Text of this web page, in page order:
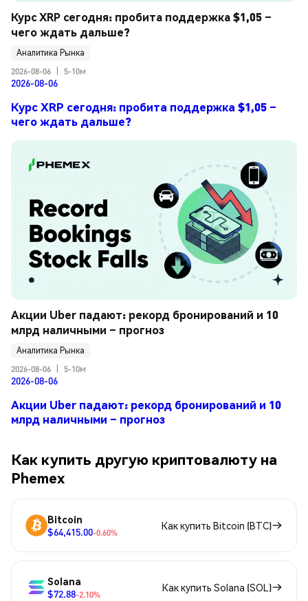
Курс XRP сегодня: пробита поддержка $1,05 –
чего ждать дальше?
Аналитика Рынка
2026-08-06
5-10м
2026-08-06
Курс XRP сегодня: пробита поддержка $1,05 –
чего ждать дальше?
Акции Uber падают: рекорд бронирований и 10
млрд наличными – прогноз
Аналитика Рынка
2026-08-06
5-10м
2026-08-06
Акции Uber падают: рекорд бронирований и 10
млрд наличными – прогноз
Как купить другую криптовалюту на
Phemex
Bitcoin
$64,415.00-0.60%
Как купить Bitcoin (BTC)
Solana
$72.88-2.10%
Как купить Solana (SOL)